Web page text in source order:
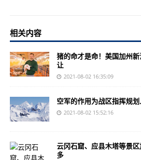
相关内容
猪的命才是命！美国加州
让
2021-08-02 16:35:09
空军的作用为战区指挥规
2021-08-02 15:52:16
云冈石窟、应县木塔等景
多